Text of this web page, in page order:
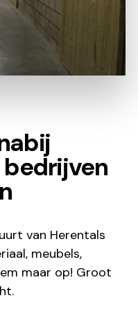
van Herentals
meubels,
maar op! Groot